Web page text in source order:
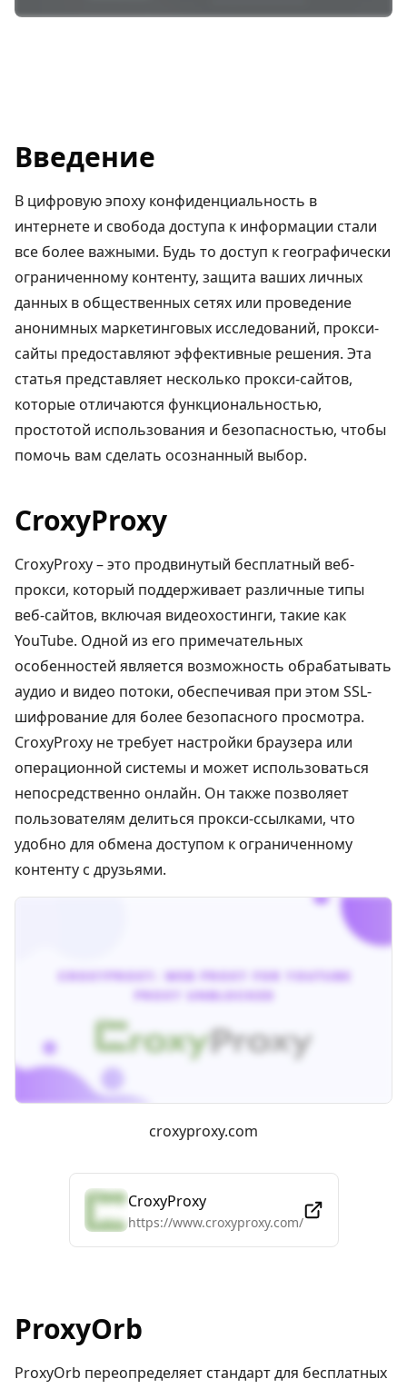
Введение
В цифровую эпоху конфиденциальность в
интернете и свобода доступа к информации стали
все более важными. Будь то доступ к географически
ограниченному контенту, защита ваших личных
данных в общественных сетях или проведение
анонимных маркетинговых исследований, прокси-
сайты предоставляют эффективные решения. Эта
статья представляет несколько прокси-сайтов,
которые отличаются функциональностью,
простотой использования и безопасностью, чтобы
помочь вам сделать осознанный выбор.
CroxyProxy
CroxyProxy – это продвинутый бесплатный веб-
прокси, который поддерживает различные типы
веб-сайтов, включая видеохостинги, такие как
YouTube. Одной из его примечательных
особенностей является возможность обрабатывать
аудио и видео потоки, обеспечивая при этом SSL-
шифрование для более безопасного просмотра.
CroxyProxy не требует настройки браузера или
операционной системы и может использоваться
непосредственно онлайн. Он также позволяет
пользователям делиться прокси-ссылками, что
удобно для обмена доступом к ограниченному
контенту с друзьями.
croxyproxy.com
CroxyProxy
https://www.croxyproxy.com/
ProxyOrb
ProxyOrb переопределяет стандарт для бесплатных